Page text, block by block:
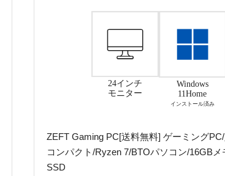
24インチ
モニター
Windows
11Home
インストール済み
ZEFT Gaming PC[送料無料] ゲーミング
コンパクト/Ryzen 7/BTOパソコン/16GBメ
SSD